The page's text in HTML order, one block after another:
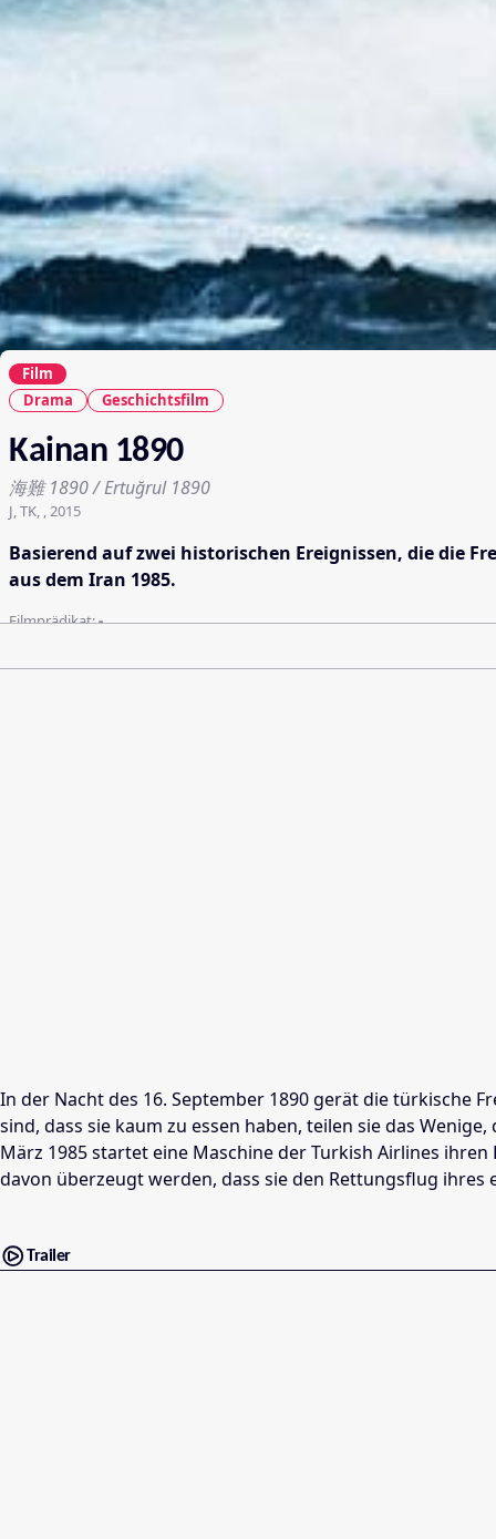
Film
Drama
Geschichtsfilm
Kainan 1890
海難 1890 / Ertuğrul 1890
J, TK, , 2015
Basierend auf zwei historischen Ereignissen, die die
aus dem Iran 1985.
Filmprädikat:-
In der Nacht des 16. September 1890 gerät die türkische
sind, dass sie kaum zu essen haben, teilen sie das
März 1985 startet eine Maschine der Turkish Airlines
davon überzeugt werden, dass sie den Rettungsflug ihres
Trailer